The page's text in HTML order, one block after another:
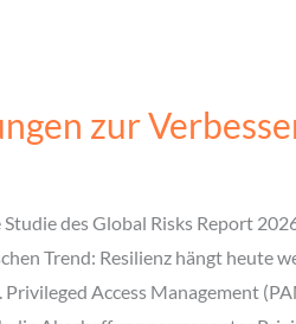
zur
des Global Risks Report
Trend: Resilienz hängt heute
Access Management